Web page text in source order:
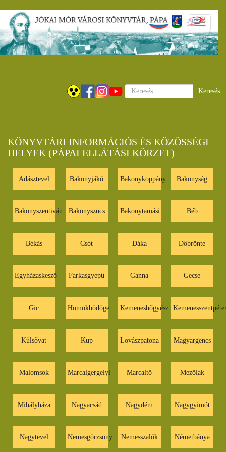
Ugrás
tartalomra
Keresés
KÖNYVTÁRI INFORMÁCIÓS ÉS KÖZÖSSÉGI
HELYEK (PÁPAI ELLÁTÁSI KÖRZET)
Adásztevel Bakonyjákó Bakonykoppány Bakonyság
Bakonyszentiván Bakonyszücs Bakonytamási Béb
Békás Csót Dáka Döbrönte
Egyházaskesző Farkasgyepű Ganna Gecse
Gic Homokbödöge Kemeneshőgyész
Külsővat Kup Lovászpatona Magyargencs
Malomsok Marcalgergelyi Marcaltő Mezőlak
Mihályháza Nagyacsád Nagydém Nagygyimót
Nagytevel Nemesgörzsöny Nemesszalók Németbánya